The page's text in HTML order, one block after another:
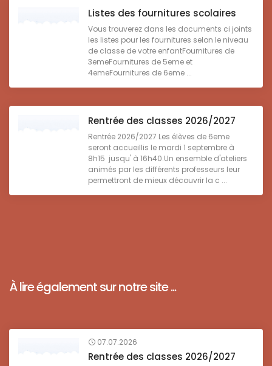
Listes des fournitures scolaires
Vous trouverez dans les documents ci joints
les listes pour les fournitures selon le niveau
de classe de votre enfantFournitures de
3emeFournitures de 5eme et
4emeFournitures de 6eme ...
Rentrée des classes 2026/2027
Rentrée 2026/2027 Les élèves de 6eme
seront accueillis le mardi 1 septembre à
8h15 jusqu' à 16h40.Un ensemble d'ateliers
animés par les différents professeurs leur
permettront de mieux découvrir la c ...
À lire également sur notre site ...
07.07.2026
Rentrée des classes 2026/2027